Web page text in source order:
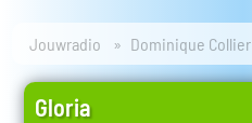
Jouwradio Dominique Collier
Gloria